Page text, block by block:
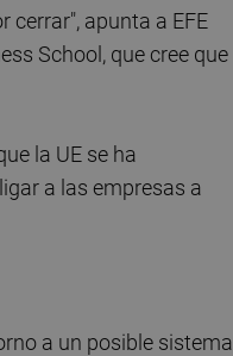
cerrar", apunta a EFE
School, que cree que
la UE se ha
a las empresas a
a un posible sistema